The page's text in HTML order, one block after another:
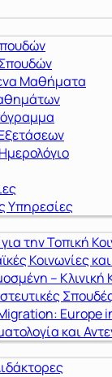
Μαθήματα
Υπηρεσίες
την Τοπική
Κοινωνίες
– Κλινική
Europe
και